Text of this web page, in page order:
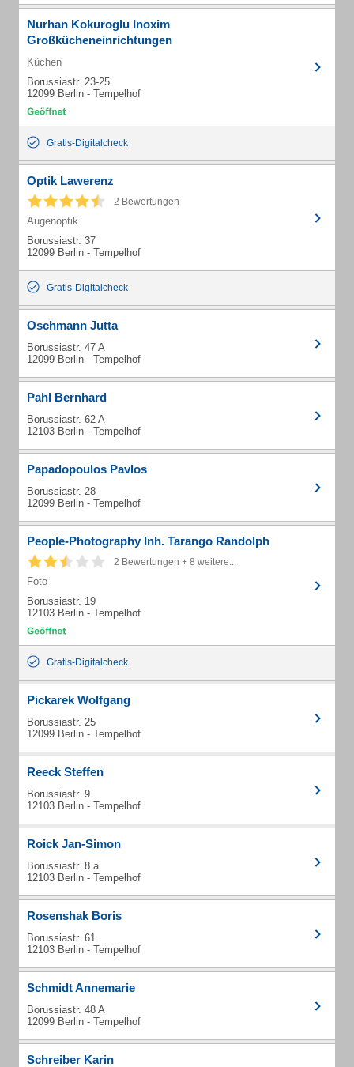
Nurhan Kokuroglu Inoxim
Großkücheneinrichtungen
Küchen
Borussiastr. 23-25
12099 Berlin - Tempelhof
Gratis-Digitalcheck
Optik Lawerenz
2 Bewertungen
Augenoptik
Borussiastr. 37
12099 Berlin - Tempelhof
Gratis-Digitalcheck
Oschmann Jutta
Borussiastr. 47 A
12099 Berlin - Tempelhof
Pahl Bernhard
Borussiastr. 62 A
12103 Berlin - Tempelhof
Papadopoulos Pavlos
Borussiastr. 28
12099 Berlin - Tempelhof
People-Photography Inh. Tarango Randolph
2 Bewertungen + 8 weitere...
Foto
Borussiastr. 19
12103 Berlin - Tempelhof
Gratis-Digitalcheck
Pickarek Wolfgang
Borussiastr. 25
12099 Berlin - Tempelhof
Reeck Steffen
Borussiastr. 9
12103 Berlin - Tempelhof
Roick Jan-Simon
Borussiastr. 8 a
12103 Berlin - Tempelhof
Rosenshak Boris
Borussiastr. 61
12103 Berlin - Tempelhof
Schmidt Annemarie
Borussiastr. 48 A
12099 Berlin - Tempelhof
Schreiber Karin